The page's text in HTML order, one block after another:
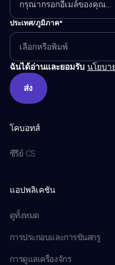
ประเทศ/ภูมิภาค*
ฉันได้อ่านและยอมรับ นโยบา
ส่ง
ส่ง
โคบอทส์
ซีรีย์ CS
แอปพลิเคชัน
ดูทั้งหมด
การประกอบและการขันสกรู
การดูแลเครื่องจักร